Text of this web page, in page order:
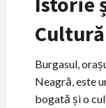
Cultură
Burgasul,
Neagră, este
bogată și o